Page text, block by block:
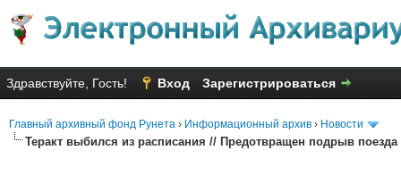
Здравствуйте, Гость! Вход Зарегистрироваться
Главный архивный фонд Рунета › Информационный архив › Новости
Теракт выбился из расписания // Предотвращен подрыв